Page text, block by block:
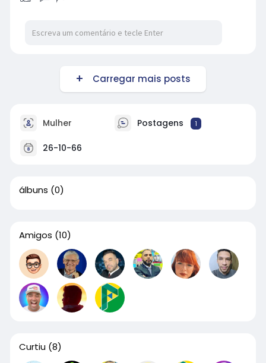
Carregar mais posts
Mulher Postagens 1
26-10-66
álbuns (0)
Amigos (10)
Curtiu (8)